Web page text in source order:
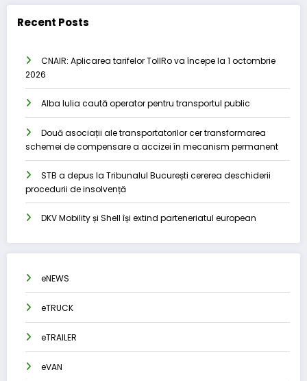
Recent Posts
CNAIR: Aplicarea tarifelor TollRo va începe la 1 octombrie
2026
Alba Iulia caută operator pentru transportul public
Două asociații ale transportatorilor cer transformarea
schemei de compensare a accizei în mecanism permanent
STB a depus la Tribunalul București cererea deschiderii
procedurii de insolvență
DKV Mobility și Shell își extind parteneriatul european
eNEWS
eTRUCK
eTRAILER
eVAN